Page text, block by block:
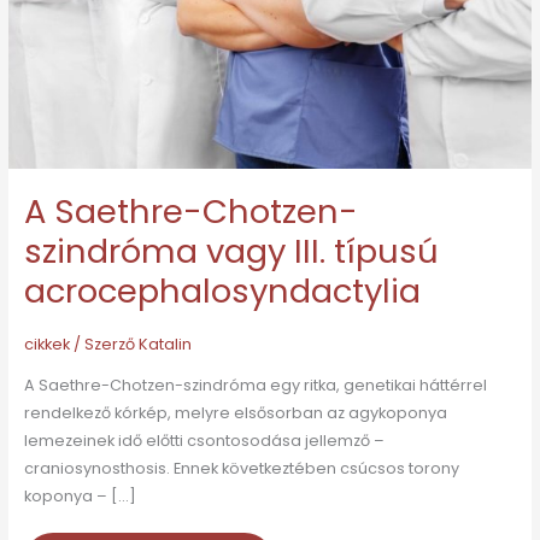
A Saethre-Chotzen-
szindróma vagy III. típusú
acrocephalosyndactylia
cikkek/ SzerzőKatalin
A Saethre-Chotzen-szindróma egy ritka, genetikai háttérrel
rendelkező kórkép, melyre elsősorban az agykoponya
lemezeinek idő előtti csontosodása jellemző –
craniosynosthosis. Ennek következtében csúcsos torony
koponya – […]
III.
acrocephalosyndactylia